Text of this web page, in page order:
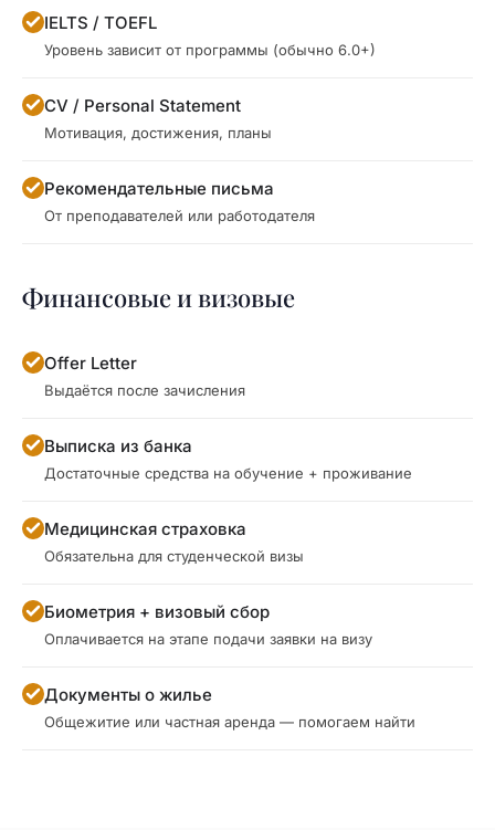
IELTS / TOEFL
Уровень зависит от программы (обычно 6.0+)
CV / Personal Statement
Мотивация, достижения, планы
Рекомендательные письма
От преподавателей или работодателя
Финансовые и визовые
Offer Letter
Выдаётся после зачисления
Выписка из банка
Достаточные средства на обучение + проживание
Медицинская страховка
Обязательна для студенческой визы
Биометрия + визовый сбор
Оплачивается на этапе подачи заявки на визу
Документы о жилье
Общежитие или частная аренда — помогаем найти